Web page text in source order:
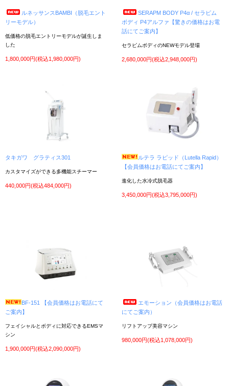
①ルネッサンスLUNA（連射式脱毛＆フォトマシン）/ 女性の施術に特化した連射式脱
毛器が入荷しました。
②ルネッサンスGT（脱毛＆フォトマシン）/ 人気脱毛器が入荷しました。ランプ交換
済みです。
商品の詳細はお気軽にお問い合わせ下さい。ご利用お待ちしております！
2022年3月8日 中古美容機器 入荷しました！
中古美容機器 入荷しました！
①タキガワ グラティス301（美顔器）/ スチームと吸引の2機能が付いた複合美顔
器。他機能の後付けも可能
②タキガワ グラティス301（美顔器）/ スチームと吸引の2機能が付いた複合美顔
器。他機能の後付けも可能
商品の詳細はお気軽にお問い合わせ下さい。ご利用お待ちしております!
2021年12月14日
年末年始は2021年12月29日～2022年1月4日までの休業となります。1月5日（水）か
中古美容機器 入荷しました！
①エピアスEX-R（脱毛）/ 日本製脱毛器エピアスが入荷！ 脱毛とフォトフェイシャ
ルができランプ残もたっぷり。
商品の詳細はお気軽にお問い合わせ下さい。ご利用お待ちしております!
2021年8月5日
ルムRFプラスが初入荷です！
商品の詳細はお気軽にお問い合わせ下さい。ご利用お待ちしております!
ルネッサンスBAMBI（脱毛エント
リーモデル）
低価格の脱毛エントリーモデルが誕生しま
した
1,800,000円(税込1,980,000円)
SERAPM BODY P4α / セラピム
ボディ P4アルファ【驚きの価格はお電
話にてご案内】
セラピムボディのNEWモデル登場
2,680,000円(税込2,948,000円)
タキガワ グラティス301
カスタマイズができる多機能スチーマー
440,000円(税込484,000円)
ルテラ ラピッド（Lutella Rapid）
【会員価格はお電話にてご案内】
進化した水冷式脱毛器
3,450,000円(税込3,795,000円)
BF-151 【会員価格はお電話にて
ご案内】
フェイシャルとボディに対応できるEMSマ
シン
1,900,000円(税込2,090,000円)
エモーション（会員価格はお電話
にてご案内）
リフトアップ美容マシン
980,000円(税込1,078,000円)